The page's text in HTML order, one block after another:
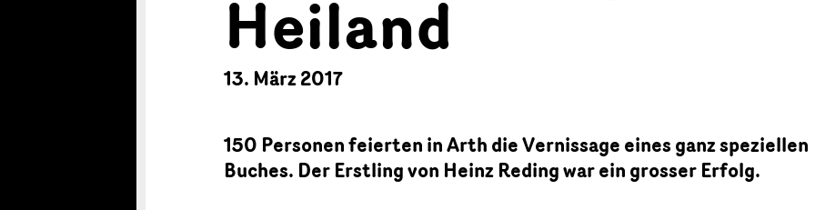
Heiland
13. März 2017
150 Personen feierten in Arth die Vernissage eines ganz speziellen
Buches. Der Erstling von Heinz Reding war ein grosser Erfolg.